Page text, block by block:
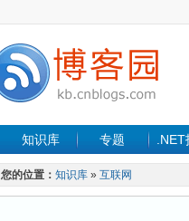
知识库 专题
您的位置： 知识库 » 互联网